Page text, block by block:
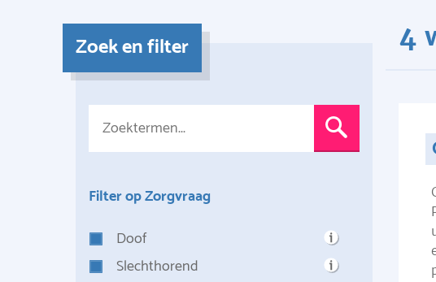
Zoek en filter
Filter op Zorgvraag
Doof
Slechthorend
4